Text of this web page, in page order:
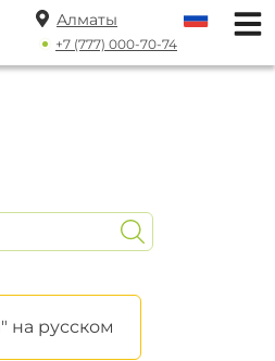
Алматы
+7 (777) 000-70-74
на русском